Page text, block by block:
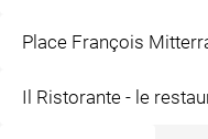
Place François
Il Ristorante - le